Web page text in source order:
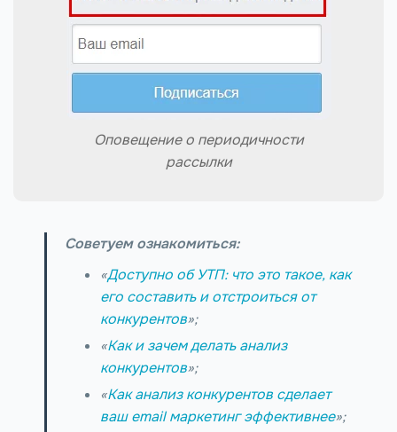
Оповещение о периодичности
рассылки
Советуем ознакомиться:
«Доступно об УТП: что это такое, как
его составить и отстроиться от
конкурентов»;
«Как и зачем делать анализ
конкурентов»;
«Как анализ конкурентов сделает
ваш email маркетинг эффективнее»;